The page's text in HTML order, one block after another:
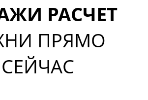
РАСЧЕТ
ПРЯМО
СЕЙЧАС